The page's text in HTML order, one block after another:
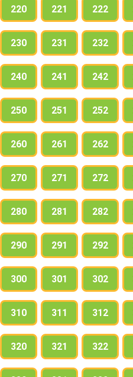
220 221 222
230 231 232
240 241 242
250 251 252
260 261 262
270 271 272
280 281 282
290 291 292
300 301 302
310 311 312
320 321 322